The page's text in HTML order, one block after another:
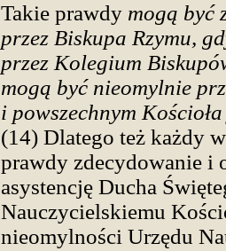
Takie prawdy mogą być
przez Biskupa Rzymu,
przez Kolegium
mogą być nieomylnie
i powszechnym
(14) Dlatego też każdy
prawdy zdecydowanie i
asystencję Ducha
Nauczycielskiemu
nieomylności Urzędu